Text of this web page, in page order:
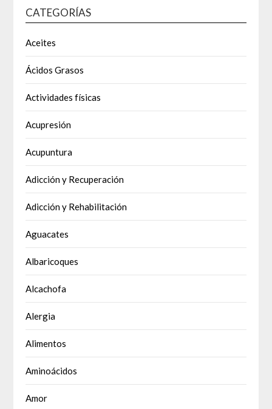
CATEGORÍAS
Aceites
Ácidos Grasos
Actividades físicas
Acupresión
Acupuntura
Adicción y Recuperación
Adicción y Rehabilitación
Aguacates
Albaricoques
Alcachofa
Alergia
Alimentos
Aminoácidos
Amor